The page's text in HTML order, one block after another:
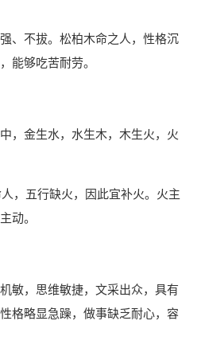
、不拔。松柏木命之人，性格沉
能够吃苦耐劳。
，金生水，水生木，木生火，火
，五行缺火，因此宜补火。火主
动。
敏，思维敏捷，文采出众，具有
格略显急躁，做事缺乏耐心，容